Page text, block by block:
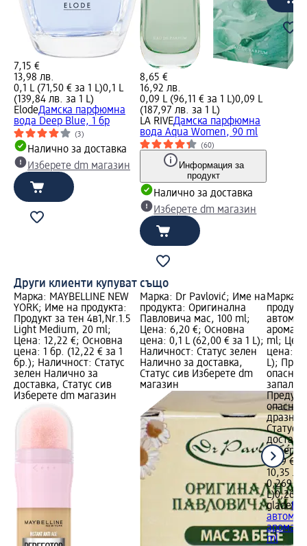
7,15 €
13,98 лв.
0,1 L (71,50 € за 1 L)0,1 L
(139,84 лв. за 1 L)
ElodeДамска парфюмна
вода Deep Blue, 1 бр
(3)
Налично за доставка
Изберете dm магазин
8,65 €
16,92 лв.
0,09 L (96,11 € за 1 L)0,09 L
(187,97 лв. за 1 L)
LA RIVEДамска парфюмна
вода Aqua Women, 90 ml
(60)
Информация за
продукт
Налично за доставка
Изберете dm магазин
Други клиенти купуват също
Марка: MAYBELLINE NEW
YORK; Име на продукта:
Продукт за тен 4в1,Nr.1.5
Light Medium, 20 ml;
Цена: 12,22 €; Основна
цена: 1 бр. (12,22 € за 1
бр.); Наличност: Статус
зелен Налично за
доставка, Статус сив
Изберете dm магазин
Марка: Dr Pavlović; Име на
продукта: Оригинална
Павловича мас, 100 ml;
Цена: 6,20 €; Основна
цена: 0,1 L (62,00 € за 1 L);
Наличност: Статус зелен
Налично за доставка,
Статус сив Изберете dm
магазин
Марка:
ml;
цена:
L);
Статус
5,29 €
10,35 лв.
0,269 L
L)0,269
glade
ml